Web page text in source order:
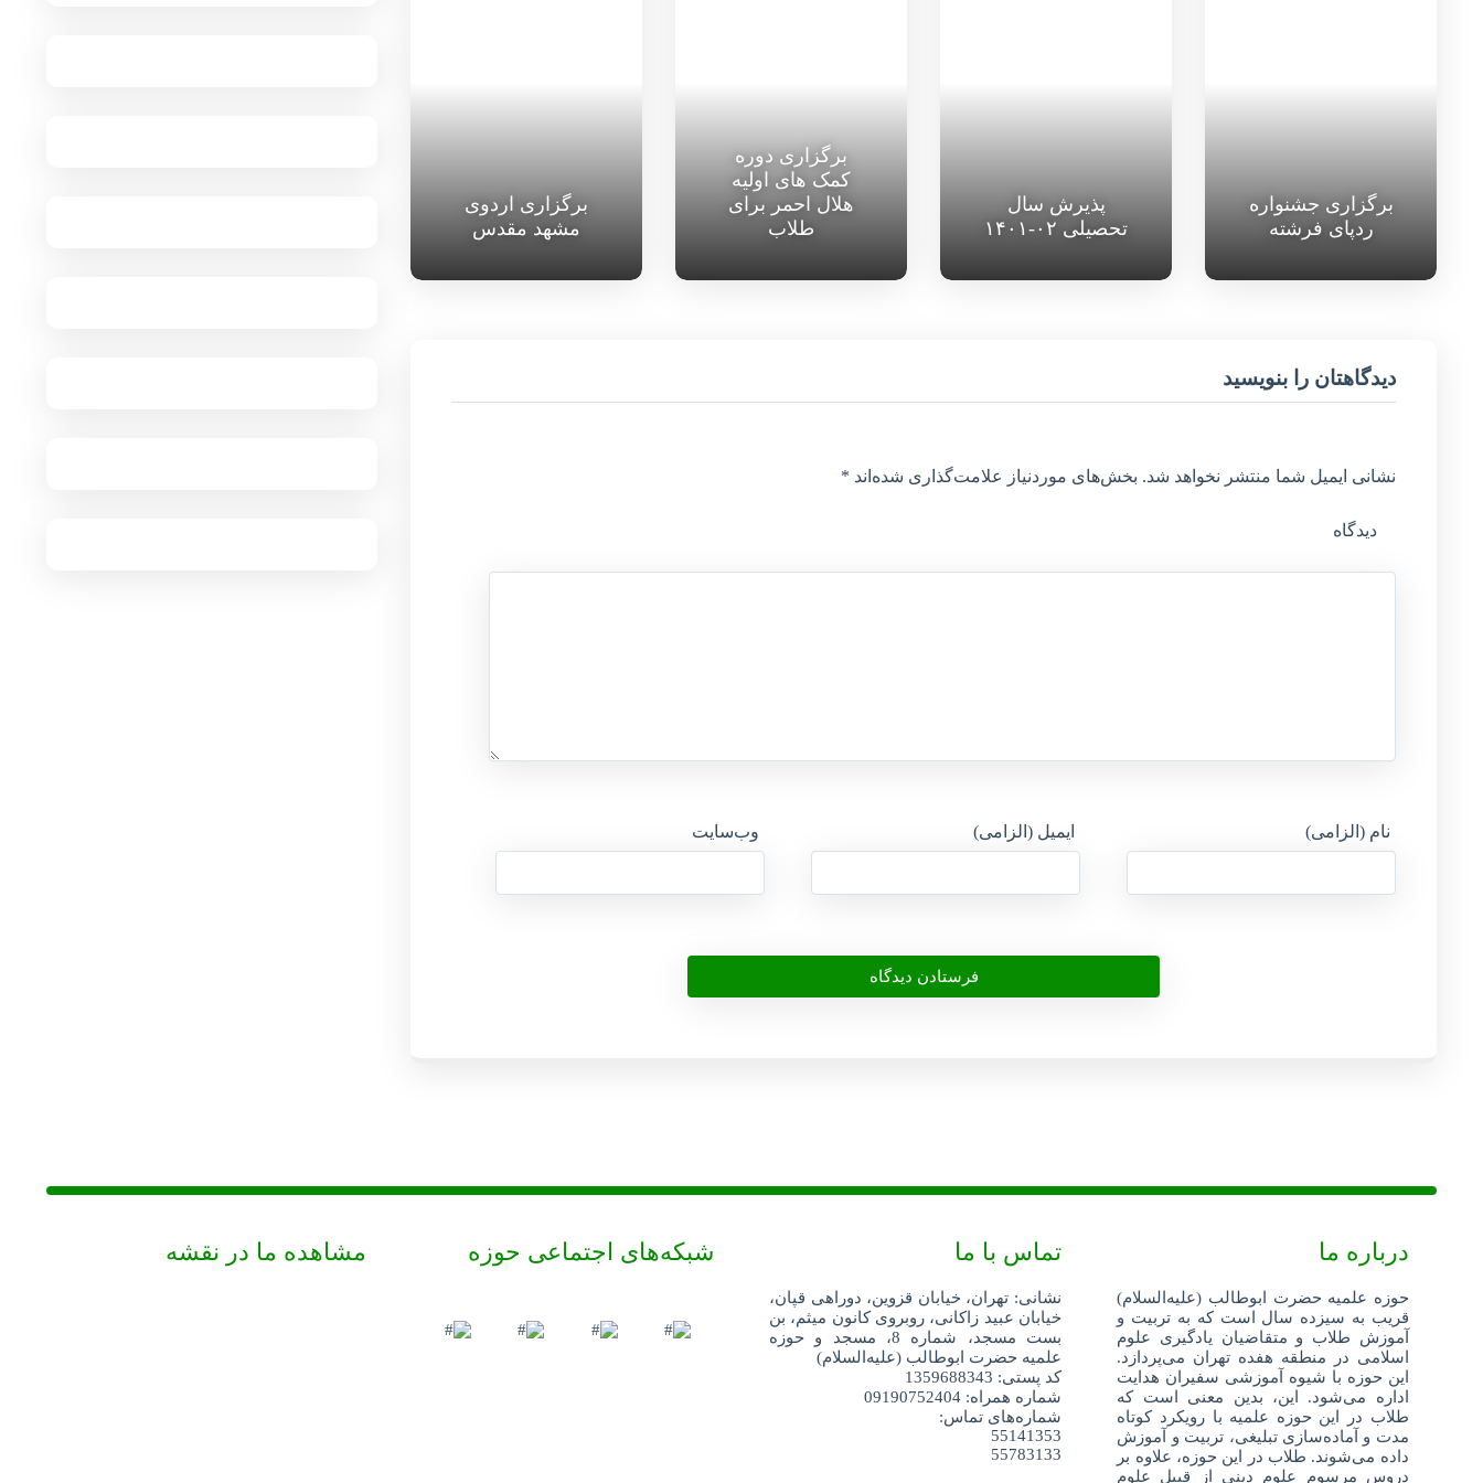
برگزاری جشنواره
ردپای فرشته
پذیرش سال
تحصیلی ۰۲-۱۴۰۱
برگزاری دوره
کمک های اولیه
هلال احمر برای
طلاب
برگزاری اردوی
مشهد مقدس
دیدگاهتان را بنویسید
نشانی ایمیل شما منتشر نخواهد شد. بخش‌های موردنیاز علامت‌گذاری شده‌اند *
دیدگاه
نام (الزامی) ایمیل (الزامی) وب‌سایت
درباره ما
حوزه علمیه حضرت ابوطالب (علیه‌السلام)
قریب به سیزده سال است که به تربیت و
آموزش طلاب و متقاضیان یادگیری علوم
اسلامی در منطقه هفده تهران می‌پردازد.
این حوزه با شیوه آموزشی سفیران هدایت
اداره می‌شود. این، بدین معنی است که
طلاب در این حوزه علمیه با رویکرد کوتاه
مدت و آماده‌سازی تبلیغی، تربیت و آموزش
داده می‌شوند. طلاب در این حوزه، علاوه بر
دروس مرسوم علوم دینی از قبیل علوم
تماس با ما
نشانی: تهران، خیابان قزوین، دوراهی قپان،
خیابان عبید زاکانی، روبروی کانون میثم، بن
بست مسجد، شماره 8، مسجد و حوزه
علمیه حضرت ابوطالب (علیه‌السلام)
کد پستی: 1359688343
شماره همراه: 09190752404
شماره‌های تماس:
55141353
55783133
شبکه‌های اجتماعی حوزه مشاهده ما در نقشه